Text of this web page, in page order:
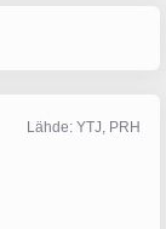
Lähde: YTJ, PRH